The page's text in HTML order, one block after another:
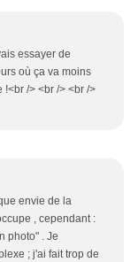
essayer de
où ça va moins
/> <br /> <br />
envie de la
, cependant :
photo" . Je
; j'ai fait trop de